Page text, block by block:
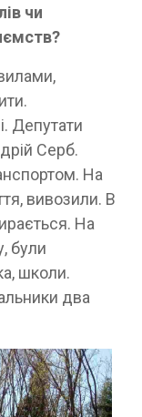
чи
Депутати
Серб.
На
вивозили. В
На
були
школи.
два